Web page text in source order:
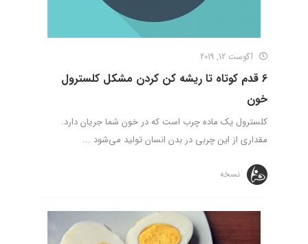
آگوست 12, 2019
6 قدم کوتاه تا ریشه کن کردن مشکل کلسترول
خون
کلسترول یک ماده چرب است که در خون شما جریان دارد.
مقداری از این چربی در بدن انسان تولید می‌شود ...
نسخه